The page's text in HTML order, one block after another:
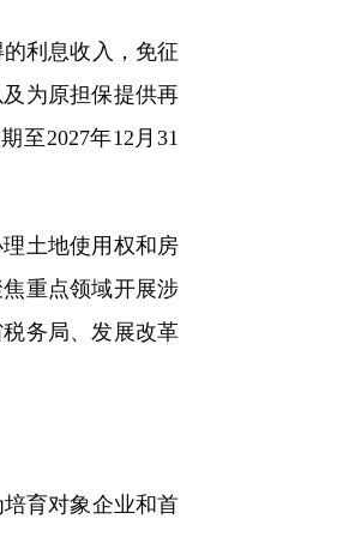
利息收入，免征
为原担保提供再
至2027年12月31
土地使用权和房
重点领域开展涉
务局、发展改革
育对象企业和首